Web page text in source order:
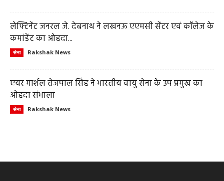
लेफ्टिनेंट जनरल जे. देबनाथ ने लखनऊ एएमसी सेंटर एवं कॉलेज के
कमांडेंट का ओहदा...
सेना Rakshak News
एयर मार्शल तेजपाल सिंह ने भारतीय वायु सेना के उप प्रमुख का
ओहदा संभाला
सेना Rakshak News